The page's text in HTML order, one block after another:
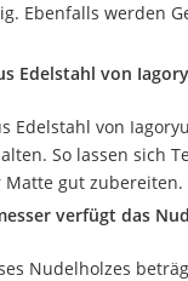
Ebenfalls werden
Edelstahl von
Edelstahl von
So lassen sich
gut zubereiten.
verfügt das
Nudelholzes